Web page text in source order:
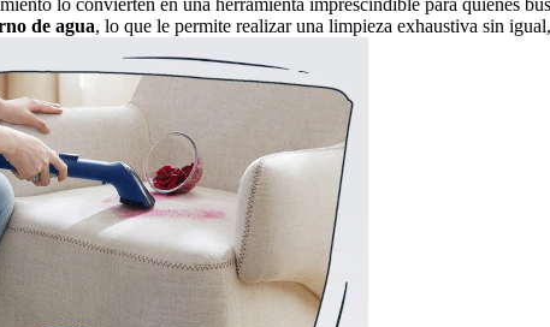
de agua, lo que le permite realizar una limpieza exhaustiva sin